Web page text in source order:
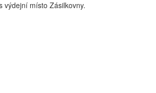
Nakupdomu.cz
výdejní místo Zásilkovny.